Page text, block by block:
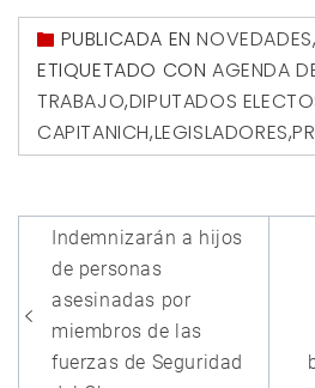
PUBLICADA ENNOVEDADES
ETIQUETADO CON AGENDA
TRABAJO,DIPUTADOS
CAPITANICH,LEGISLADORES,
Navegación
de
entradas
Indemnizarán a hijos
de personas
asesinadas por
miembros de las
fuerzas de Seguridad